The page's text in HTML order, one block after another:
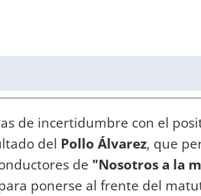
de incertidumbre con el
del Pollo Álvarez, que
de "Nosotros a la
ponerse al frente del